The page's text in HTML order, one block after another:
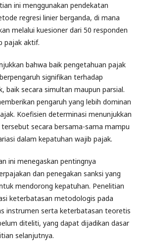
ini menggunakan pendekatan
regresi linier berganda, di mana
melalui kuesioner dari 50 responden
pajak aktif.
bahwa baik pengetahuan pajak
signifikan terhadap
baik secara simultan maupun parsial.
pengaruh yang lebih dominan
Koefisien determinasi menunjukkan
secara bersama-sama mampu
dalam kepatuhan wajib pajak.
ini menegaskan pentingnya
dan penegakan sanksi yang
mendorong kepatuhan. Penelitian
keterbatasan metodologis pada
instrumen serta keterbatasan teoretis
diteliti, yang dapat dijadikan dasar
selanjutnya.